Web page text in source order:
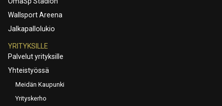
Wallsport Areena
Jalkapallolukio
YRITYKSILLE
Palvelut yrityksille
Yhteistyössä
Meidän Kaupunki
Yrityskerho